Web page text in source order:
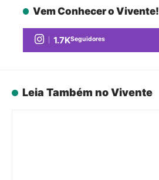
Vem Conhecer o Vivente!
1.7KSeguidores
Leia Também no Vivente